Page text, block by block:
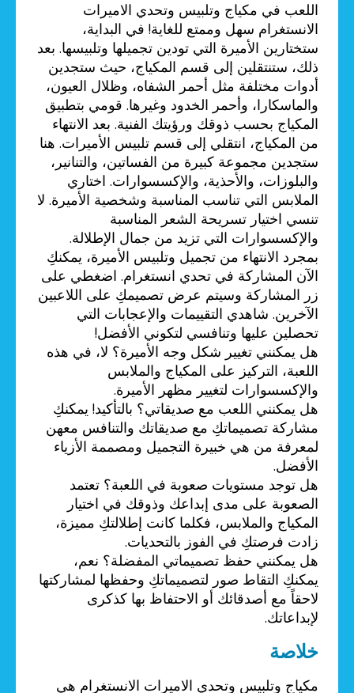
اللعب في مكياج وتلبيس وتحدي الاميرات
الانستغرام سهل وممتع للغاية! في البداية،
ستختارين الأميرة التي تودين تجميلها وتلبيسها. بعد
ذلك، ستنتقلين إلى قسم المكياج، حيث ستجدين
أدوات مختلفة مثل أحمر الشفاه، وظلال العيون،
والماسكارا، وأحمر الخدود وغيرها. قومي بتطبيق
المكياج بحسب ذوقك ورؤيتك الفنية. بعد الانتهاء
من المكياج، انتقلي إلى قسم تلبيس الأميرات. هنا
ستجدين مجموعة كبيرة من الفساتين، والتنانير،
والبلوزات، والأحذية، والإكسسوارات. اختاري
الملابس التي تناسب المناسبة وشخصية الأميرة. لا
تنسي اختيار تسريحة الشعر المناسبة
والإكسسوارات التي تزيد من جمال الإطلالة.
بمجرد الانتهاء من تجميل وتلبيس الأميرة، يمكنكِ
الآن المشاركة في تحدي انستغرام. اضغطي على
زر المشاركة وسيتم عرض تصميمكِ على اللاعبين
الآخرين. شاهدي التقييمات والإعجابات التي
تحصلين عليها وتنافسي لتكوني الأفضل!
هل يمكنني تغيير شكل وجه الأميرة؟ لا، في هذه
اللعبة، التركيز على المكياج والملابس
والإكسسوارات لتغيير مظهر الأميرة.
هل يمكنني اللعب مع صديقاتي؟ بالتأكيد! يمكنكِ
مشاركة تصميماتكِ مع صديقاتك والتنافس معهن
لمعرفة من هي خبيرة التجميل ومصممة الأزياء
الأفضل.
هل توجد مستويات صعوبة في اللعبة؟ تعتمد
الصعوبة على مدى إبداعك وذوقك في اختيار
المكياج والملابس، فكلما كانت إطلالتكِ مميزة،
زادت فرصتكِ في الفوز بالتحديات.
هل يمكنني حفظ تصميماتي المفضلة؟ نعم،
يمكنكِ التقاط صور لتصميماتكِ وحفظها لمشاركتها
لاحقاً مع أصدقائك أو الاحتفاظ بها كذكرى
لإبداعاتك.
خلاصة
مكياج وتلبيس وتحدي الاميرات الانستغرام هي